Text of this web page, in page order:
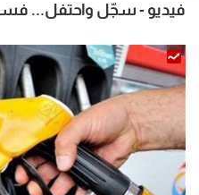
فيديو - سجّل واحتفل...